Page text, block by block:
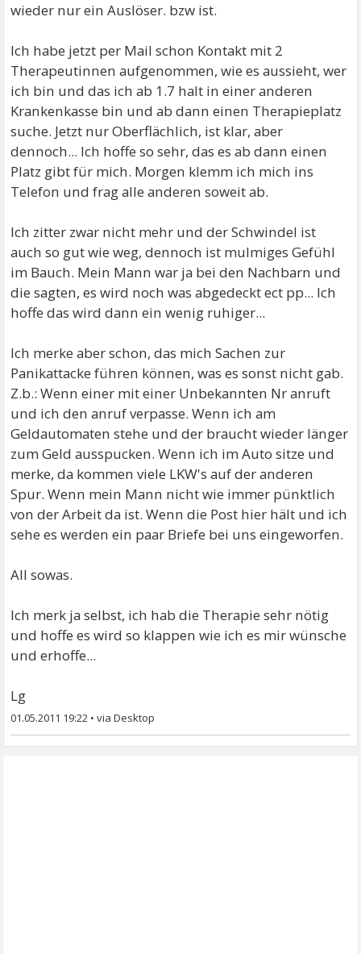
wieder nur ein Auslöser. bzw ist.
Ich habe jetzt per Mail schon Kontakt mit 2
Therapeutinnen aufgenommen, wie es aussieht, wer
ich bin und das ich ab 1.7 halt in einer anderen
Krankenkasse bin und ab dann einen Therapieplatz
suche. Jetzt nur Oberflächlich, ist klar, aber
dennoch... Ich hoffe so sehr, das es ab dann einen
Platz gibt für mich. Morgen klemm ich mich ins
Telefon und frag alle anderen soweit ab.
Ich zitter zwar nicht mehr und der Schwindel ist
auch so gut wie weg, dennoch ist mulmiges Gefühl
im Bauch. Mein Mann war ja bei den Nachbarn und
die sagten, es wird noch was abgedeckt ect pp... Ich
hoffe das wird dann ein wenig ruhiger...
Ich merke aber schon, das mich Sachen zur
Panikattacke führen können, was es sonst nicht gab.
Z.b.: Wenn einer mit einer Unbekannten Nr anruft
und ich den anruf verpasse. Wenn ich am
Geldautomaten stehe und der braucht wieder länger
zum Geld ausspucken. Wenn ich im Auto sitze und
merke, da kommen viele LKW's auf der anderen
Spur. Wenn mein Mann nicht wie immer pünktlich
von der Arbeit da ist. Wenn die Post hier hält und ich
sehe es werden ein paar Briefe bei uns eingeworfen.
All sowas.
Ich merk ja selbst, ich hab die Therapie sehr nötig
und hoffe es wird so klappen wie ich es mir wünsche
und erhoffe...
Lg
01.05.2011 19:22 •